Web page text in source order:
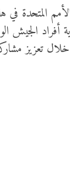
المتحدة في
الجيش
تعزيز